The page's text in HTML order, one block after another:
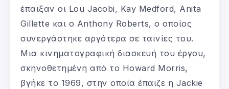
έπαιξαν οι Lou Jacobi, Kay Medford, Anita
Gillette και ο Anthony Roberts, ο οποίος
συνεργάστηκε αργότερα σε ταινίες του.
Μια κινηματογραφική διασκευή του έργου,
σκηνοθετημένη από το Howard Morris,
βγήκε το 1969, στην οποία έπαιζε η Jackie